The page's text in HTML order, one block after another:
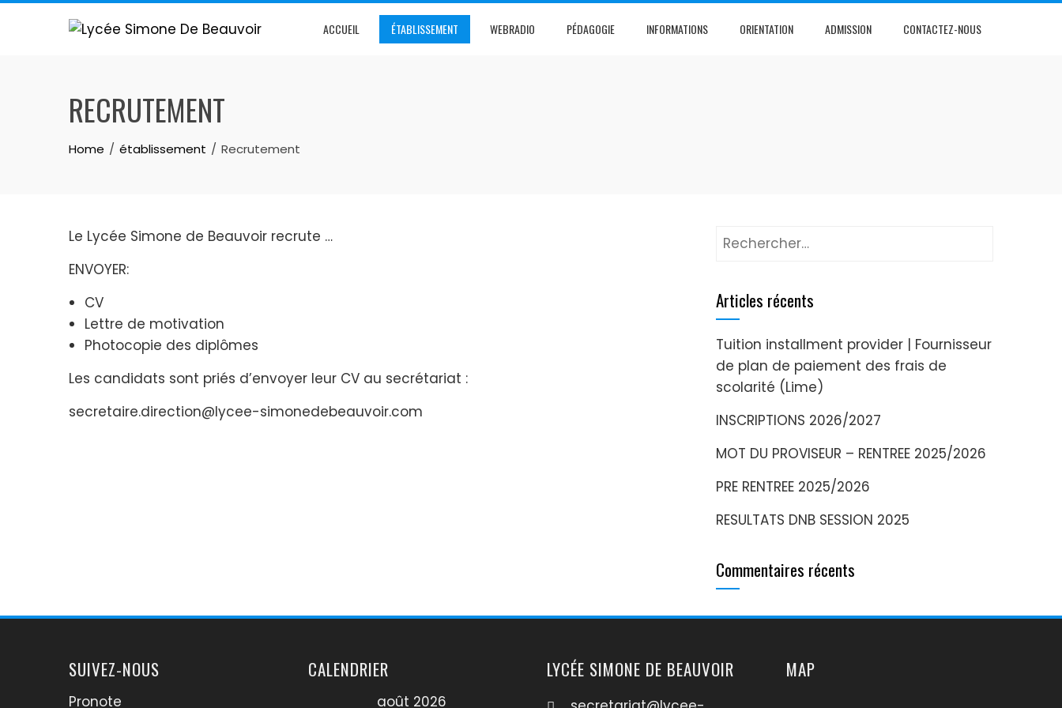
ACCUEIL ÉTABLISSEMENT WEBRADIO PÉDAGOGIE INFORMATIONS ORIENTATION ADMISSION CONTACTEZ-NOUS
RECRUTEMENT
Home établissement Recrutement
Le Lycée Simone de Beauvoir recrute …
ENVOYER:
CV
Lettre de motivation
Photocopie des diplômes
Les candidats sont priés d’envoyer leur CV au secrétariat :
secretaire.direction@lycee-simonedebeauvoir.com
Articles récents
Tuition installment provider | Fournisseur
de plan de paiement des frais de
scolarité (Lime)
INSCRIPTIONS 2026/2027
MOT DU PROVISEUR – RENTREE 2025/2026
PRE RENTREE 2025/2026
RESULTATS DNB SESSION 2025
Commentaires récents
SUIVEZ-NOUS
Pronote
CALENDRIER
août 2026
LYCÉE SIMONE DE BEAUVOIR MAP